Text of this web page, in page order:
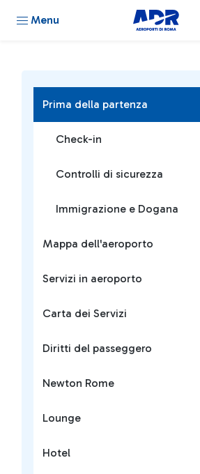
Menu
Prima della partenza
Check-in
Controlli di sicurezza
Immigrazione e Dogana
Mappa dell'aeroporto
Servizi in aeroporto
Carta dei Servizi
Diritti del passeggero
Newton Rome
Lounge
Hotel